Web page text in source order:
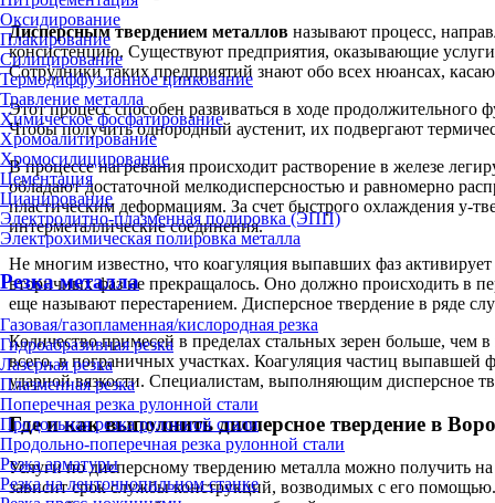
Оксидирование
Плакирование
Силицирование
Термодиффузионное цинкование
Травление металла
Химическое фосфатирование
Хромоалитирование
Хромосилицирование
Цементация
Цианирование
Электролитно-плазменная полировка (ЭПП)
Электрохимическая полировка металла
Резка металла
Газовая/газопламенная/кислородная резка
Гидроабразивная резка
Лазерная резка
Плазменная резка
Поперечная резка рулонной стали
Продольная резка рулонной стали
Продольно-поперечная резка рулонной стали
Резка арматуры
Резка на ленточнопильном станке
Дисперсным твердением металлов называют процесс,
консистенцию. Существуют предприятия, оказывающие
Сотрудники таких предприятий знают обо всех нюансах,
Этот процесс способен развиваться в ходе
Чтобы получить однородный аустенит, их подвергают
В процессе нагревания происходит растворение в железе
обладают достаточной мелкодисперсностью и равномерно
пластическим деформациям. За счет быстрого охлаждения у-
интерметаллические соединения.
Не многим известно, что коагуляция выпавших фаз
вторичных фаз не прекращалось. Оно должно происходить в
еще называют перестарением. Дисперсное твердение в ряде
Количество примесей в пределах стальных зерен больше, чем
всего, в пограничных участках. Коагуляция частиц
ударной вязкости. Специалистам, выполняющим дисперсное
Где и как выполнить дисперсное твердение в
Услуги по дисперсному твердению металла можно получить
зависит срок службы конструкций, возводимых с его